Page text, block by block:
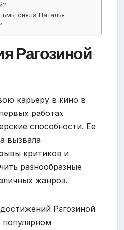
сняла Наталья
Рагозиной
карьеру в кино в
работах
способности. Ее
вызвала
критиков и
разнообразные
жанров.
Рагозиной
популярном